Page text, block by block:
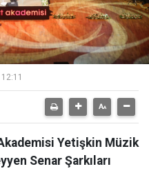
Yetişkin Müzik
Senar Şarkıları